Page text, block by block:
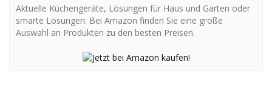
Aktuelle Küchengeräte, Lösungen für Haus und Garten oder
smarte Lösungen: Bei Amazon finden Sie eine große
Auswahl an Produkten zu den besten Preisen.